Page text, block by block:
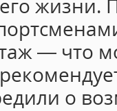
жизни.
— что
о